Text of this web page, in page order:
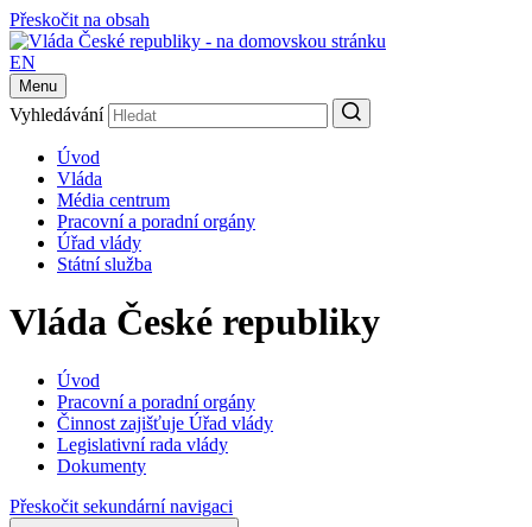
Přeskočit na obsah
EN
Menu
Vyhledávání
Úvod
Vláda
Média centrum
Pracovní a poradní orgány
Úřad vlády
Státní služba
Vláda České republiky
Úvod
Pracovní a poradní orgány
Činnost zajišťuje Úřad vlády
Legislativní rada vlády
Dokumenty
Přeskočit sekundární navigaci